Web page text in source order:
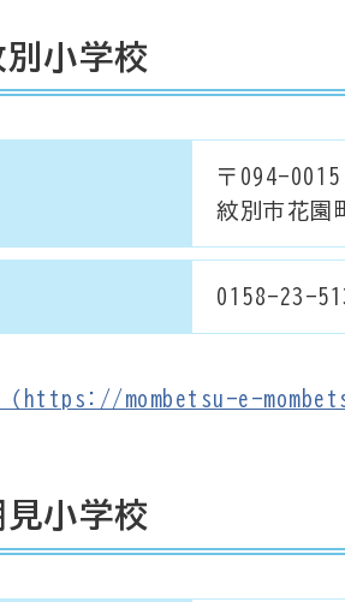
小学校
〒094-0015
紋別市花園
0158-23-
（https://mombetsu-e-
小学校